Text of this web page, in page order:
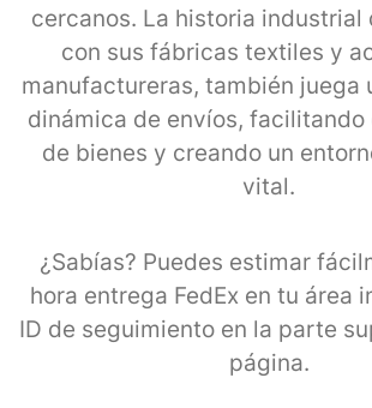
cercanos. La historia industrial
con sus fábricas textiles y
manufactureras, también juega
dinámica de envíos,
de bienes y creando un
vital.
¿Sabías? Puedes estimar
hora entrega FedEx en tu área
ID de seguimiento en la parte
página.